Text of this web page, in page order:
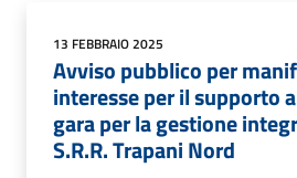
13 FEBBRAIO 2025
Avviso pubblico per
interesse per il supporto
gara per la gestione
S.R.R. Trapani Nord